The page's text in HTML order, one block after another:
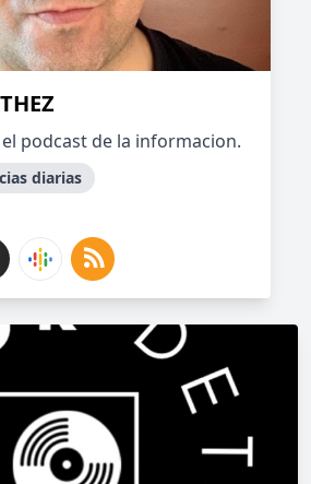
podcast de la informacion.
diarias